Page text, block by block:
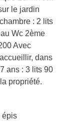
le jardin
: 2 lits
Wc 2ème
Avec
dans
ans : 3 lits 90
propriété.
épis